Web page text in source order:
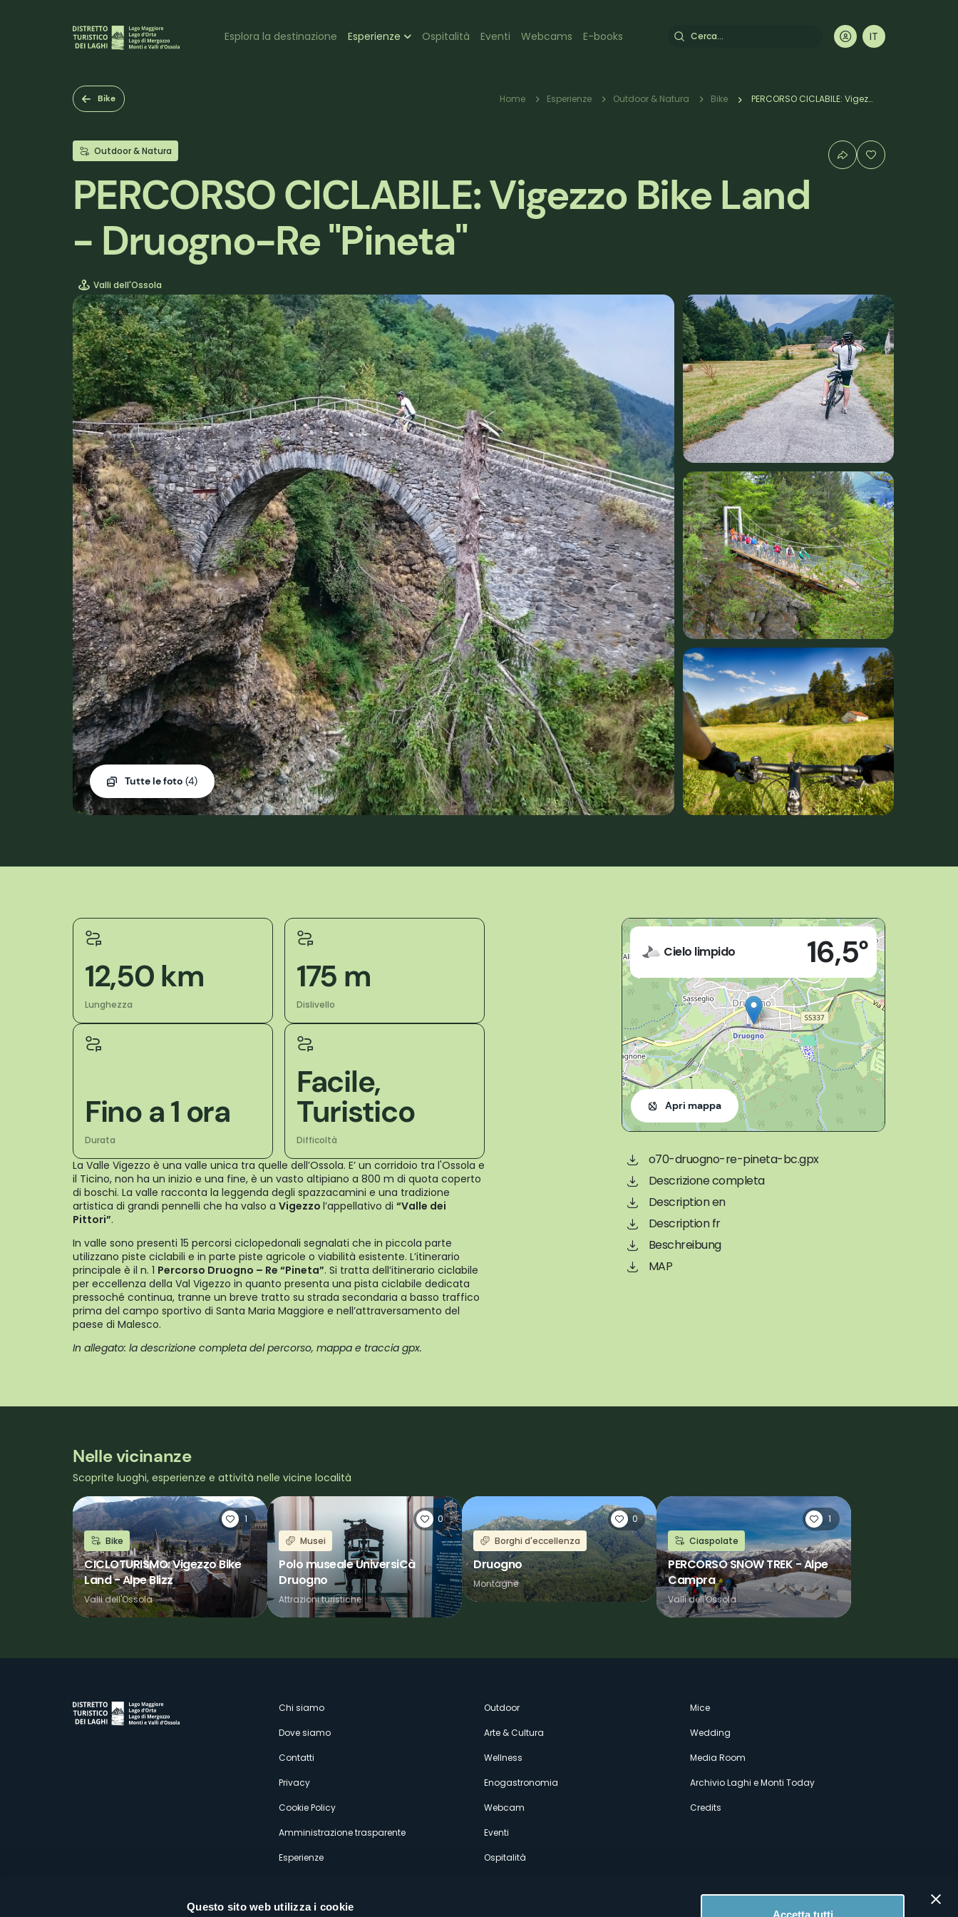
Questo sito web utilizza i cookie
Accetta tutti
Navigazione
Esplora la destinazione Esperienze Ospitalità Eventi Webcams E-books Cerca
IT
EN
FR
DE
Bike
Briciole
pane
Home Esperienze Outdoor & Natura Bike PERCORSO CICLABILE: Vigezzo Bike Land - Druogno-Re "Pineta"
Outdoor & Natura
PERCORSO CICLABILE: Vigezzo Bike Land
- Druogno-Re "Pineta"
Valli dell'Ossola
Tutte le foto (4)
12,50 km
Lunghezza
175 m
Dislivello
Fino a 1 ora
Durata
Facile,
Turistico
Difficoltà
La Valle Vigezzo è una valle unica tra quelle dell’Ossola. E’ un corridoio tra l'Ossola e
il Ticino, non ha un inizio e una fine, è un vasto altipiano a 800 m di quota coperto
di boschi. La valle racconta la leggenda degli spazzacamini e una tradizione
artistica di grandi pennelli che ha valso a Vigezzo l’appellativo di “Valle dei
Pittori”.
In valle sono presenti 15 percorsi ciclopedonali segnalati che in piccola parte
utilizzano piste ciclabili e in parte piste agricole o viabilità esistente. L’itinerario
principale è il n. 1 Percorso Druogno – Re “Pineta”. Si tratta dell’itinerario ciclabile
per eccellenza della Val Vigezzo in quanto presenta una pista ciclabile dedicata
pressoché continua, tranne un breve tratto su strada secondaria a basso traffico
prima del campo sportivo di Santa Maria Maggiore e nell’attraversamento del
paese di Malesco.
In allegato: la descrizione completa del percorso, mappa e traccia gpx.
Cielo limpido 16,5°
Apri mappa
o70-druogno-re-pineta-bc.gpx
Descrizione completa
Description en
Description fr
Beschreibung
MAP
Nelle vicinanze
Scoprite luoghi, esperienze e attività nelle vicine località
1
Bike
CICLOTURISMO: Vigezzo Bike
Land - Alpe Blizz
Valli dell'Ossola
0
Musei
Polo museale UniversiCà
Druogno
Attrazioni turistiche
0
Borghi d'eccellenza
Druogno
Montagne
1
Ciaspolate
PERCORSO SNOW TREK - Alpe
Campra
Valli dell'Ossola
Menù
secondario
Chi siamo
Dove siamo
Contatti
Privacy
Cookie Policy
Amministrazione trasparente
Esperienze
Outdoor
Arte & Cultura
Wellness
Enogastronomia
Webcam
Eventi
Ospitalità
Mice
Wedding
Media Room
Archivio Laghi e Monti Today
Credits